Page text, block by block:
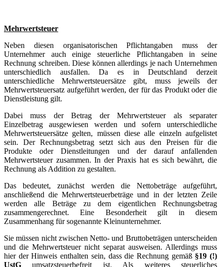
Mehrwertsteuer
Neben diesen organisatorischen Pflichtangaben muss der
Unternehmer auch einige steuerliche Pflichtangaben in seine
Rechnung schreiben. Diese können allerdings je nach Unternehmen
unterschiedlich ausfallen. Da es in Deutschland derzeit
unterschiedliche Mehrwertsteuersätze gibt, muss jeweils der
Mehrwertsteuersatz aufgeführt werden, der für das Produkt oder die
Dienstleistung gilt.
Dabei muss der Betrag der Mehrwertsteuer als separater
Einzelbetrag ausgewiesen werden und sofern unterschiedliche
Mehrwertsteuersätze gelten, müssen diese alle einzeln aufgelistet
sein. Der Rechnungsbetrag setzt sich aus den Preisen für die
Produkte oder Dienstleitungen und der darauf anfallenden
Mehrwertsteuer zusammen. In der Praxis hat es sich bewährt, die
Rechnung als Addition zu gestalten.
Das bedeutet, zunächst werden die Nettobeträge aufgeführt,
anschließend die Mehrwertsteuerbeträge und in der letzten Zeile
werden alle Beträge zu dem eigentlichen Rechnungsbetrag
zusammengerechnet. Eine Besonderheit gilt in diesem
Zusammenhang für sogenannte Kleinunternehmer.
Sie müssen nicht zwischen Netto- und Bruttobeträgen unterscheiden
und die Mehrwertsteuer nicht separat ausweisen. Allerdings muss
hier der Hinweis enthalten sein, dass die Rechnung gemäß §19 (!)
UstG umsatzsteuerbefreit ist. Als weiteres steuerliches